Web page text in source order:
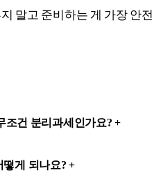
말고 준비하는 게 가장 안전
조건 분리과세인가요?
떻게 되나요?